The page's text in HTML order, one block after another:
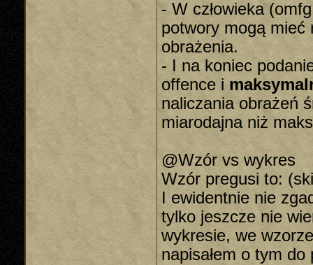
- W człowieka
potwory mogą mieć
obrażenia.
- I na koniec
offence i
naliczania obrażeń
miarodajna niż
@Wzór vs wykres
Wzór pregusi to:
I ewidentnie nie
tylko jeszcze nie
wykresie, we
napisałem o tym